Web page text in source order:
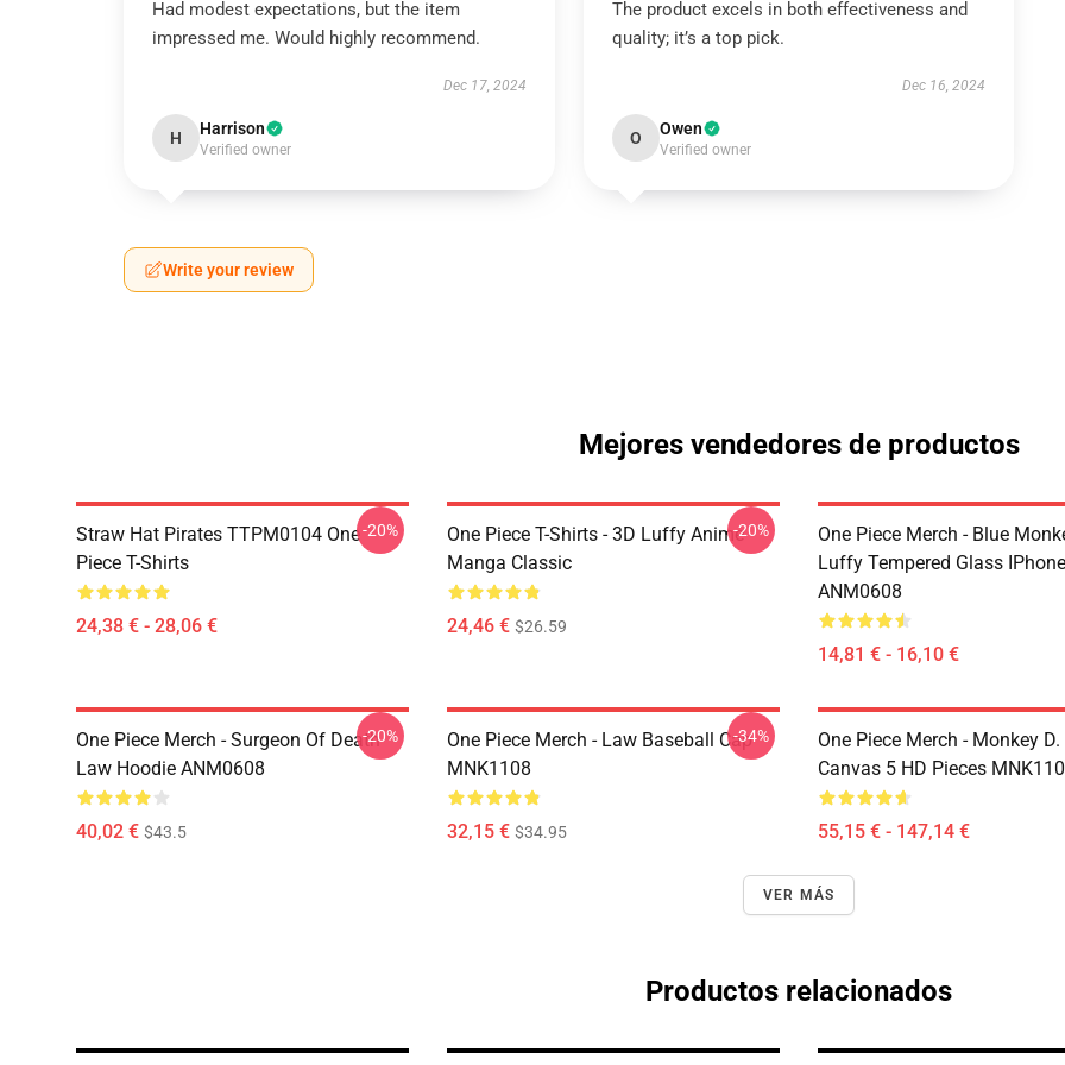
Had modest expectations, but the item
impressed me. Would highly recommend.
Dec 17, 2024
H Harrison
Verified owner
The product excels in both effectiveness and
quality; it’s a top pick.
Dec 16, 2024
O Owen
Verified owner
Write your review
Mejores vendedores de productos
Straw Hat Pirates TTPM0104 One
Piece T-Shirts
24,38 € - 28,06 €
-20%
One Piece T-Shirts - 3D Luffy Anime
Manga Classic
24,46 € $26.59
-20%
One Piece Merch - Blue
Luffy Tempered Glass
ANM0608
14,81 € - 16,10 €
One Piece Merch - Surgeon Of Death
Law Hoodie ANM0608
40,02 € $43.5
-20%
One Piece Merch - Law Baseball Cap
MNK1108
32,15 € $34.95
-34%
One Piece Merch - Monkey
Canvas 5 HD Pieces
55,15 € - 147,14 €
VER MÁS
Productos relacionados